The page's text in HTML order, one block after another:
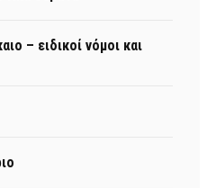
– ειδικοί νόμοι και